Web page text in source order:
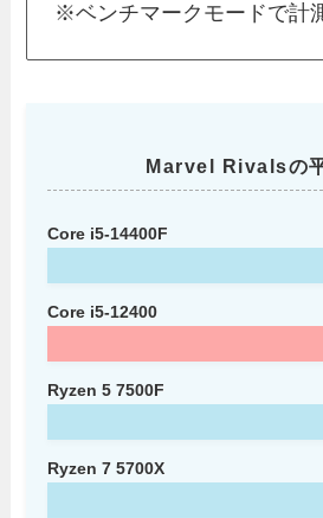
※ベンチマークモードで計
Marvel Rivalsの
Core i5-14400F
Core i5-12400
Ryzen 5 7500F
Ryzen 7 5700X